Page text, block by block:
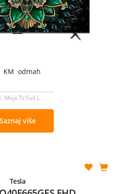
KM odmah
Moja TV Full L
Saznaj više
Tesla